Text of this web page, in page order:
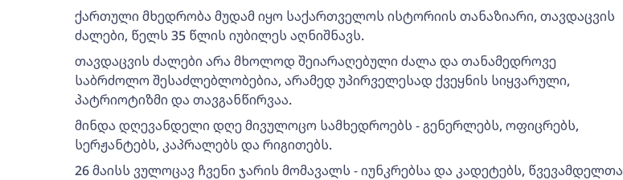
ქართული მხედრობა მუდამ იყო საქართველოს ისტორიის თანაზიარი, თავდაცვის
ძალები, წელს 35 წლის იუბილეს აღნიშნავს.
თავდაცვის ძალები არა მხოლოდ შეიარაღებული ძალა და თანამედროვე
საბრძოლო შესაძლებლობებია, არამედ უპირველესად ქვეყნის სიყვარული,
პატრიოტიზმი და თავგანწირვაა.
მინდა დღევანდელი დღე მივულოცო სამხედროებს - გენერლებს, ოფიცრებს,
სერჟანტებს, კაპრალებს და რიგითებს.
26 მაისს ვულოცავ ჩვენი ჯარის მომავალს - იუნკრებსა და კადეტებს, წვევამდელთა